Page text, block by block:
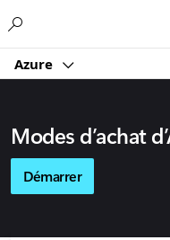
Azure
Modes d’achat
Démarrer